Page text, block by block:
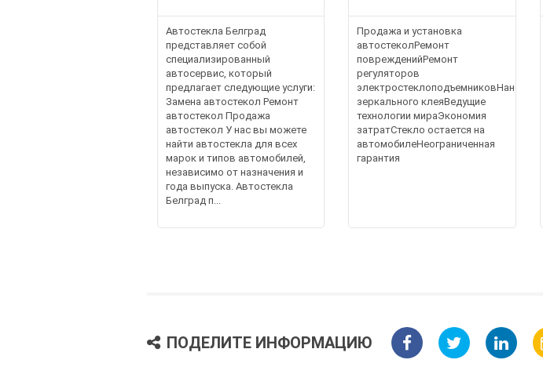
Автостекла Белград
представляет собой
специализированный
автосервис, который
предлагает следующие услуги:
Замена автостекол Ремонт
автостекол Продажа
автостекол У нас вы можете
найти автостекла для всех
марок и типов автомобилей,
независимо от назначения и
года выпуска. Автостекла
Белград п...
Продажа и установка
автостеколРемонт
поврежденийРемонт
регуляторов
электростеклоподъемниковНанесение
зеркального клеяВедущие
технологии мираЭкономия
затратСтекло остается на
автомобилеНеограниченная
гарантия
ПОДЕЛИТЕ ИНФОРМАЦИЮ